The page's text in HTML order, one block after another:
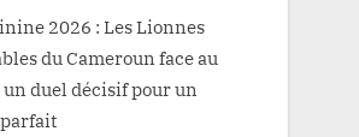
2026 : Les Lionnes
du Cameroun face au
un duel décisif pour un